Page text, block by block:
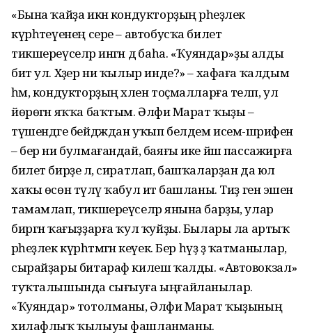
«Бына ҡайҙа икән кондукторҙың әрһеҙлек
күрһәтеүенең сере – автобусҡа билет
тикшереүселәр ингән дә баһа. «Ҡуяндар»ҙы алды
бит ул. Хәҙер ни ҡылыр инде?» – хафаға ҡалдым
һәм, кондукторҙың хәлен тоҫмалларға теләп, ул
йөрөгән яҡҡа баҡтым. Әлфиә Марат ҡыҙы –
түшендәге бейдждан уҡып белдем исем-шәрифен
– бер ни булма­ғандай, баяғы ике йәш пассажирға
билет бирҙе лә, сиратлап, башҡаларҙан да юл
хаҡы өсөн түләү ҡабул итә башланы. Тиҙ генә эшен
тамамлап, тикшереүселәр янына барҙы, улар
биргән ҡағыҙҙарға ҡул ҡуйҙы. Былары ла артыҡ
әрһеҙлек күрһәтмәгән кеүек. Бер һүҙ ҙә ҡат­манылар,
сырайҙары битараф килеш ҡалды. «Автовокзал»
туҡталышында сығыуға ыңғайланылар.
«Ҡуяндар» тотолманы, Әлфиә Марат ҡыҙының
хилафлыҡ ҡылыуы фашланманы.